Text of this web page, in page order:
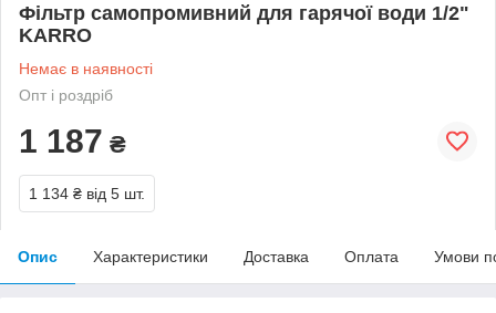
Фільтр самопромивний для гарячої води 1/2"
KARRO
Немає в наявності
Опт і роздріб
1 187 ₴
1 134 ₴ від 5 шт.
Опис Характеристики Доставка Оплата Умови